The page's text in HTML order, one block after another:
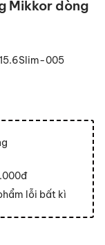
Mikkor dòng
005
lỗi bất kì